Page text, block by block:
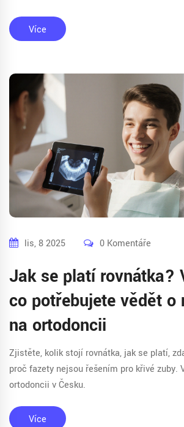
Více
lis, 8 2025 0 Komentáře
Jak se platí rovnátka?
co potřebujete vědět o
na ortodoncii
Zjistěte, kolik stojí rovnátka, jak se platí,
proč fazety nejsou řešením pro křivé zuby.
ortodoncii v Česku.
Více